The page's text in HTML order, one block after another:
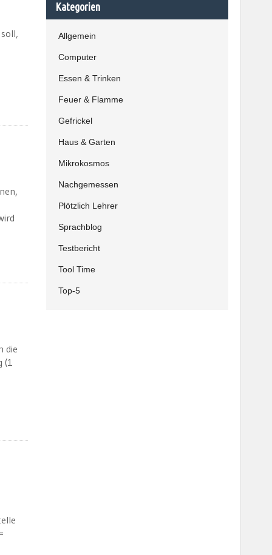
die
(1
Kategorien
Allgemein
Computer
Essen & Trinken
Feuer & Flamme
Gefrickel
Haus & Garten
Mikrokosmos
Nachgemessen
Plötzlich Lehrer
Sprachblog
Testbericht
Tool Time
Top-5